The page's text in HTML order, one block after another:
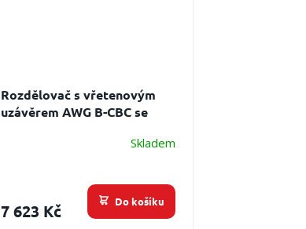
Rozdělovač s vřetenovým
uzávěrem AWG B-CBC se
Skladem
7 623 Kč Do košíku